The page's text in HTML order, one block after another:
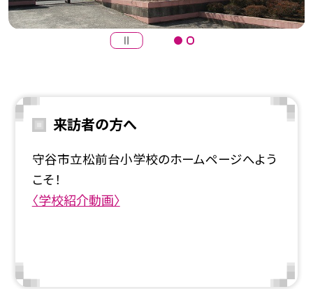
来訪者の方へ
守谷市立松前台小学校のホームページへよう
こそ！
〈学校紹介動画〉